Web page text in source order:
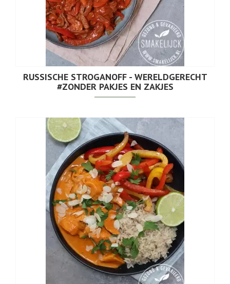
RUSSISCHE STROGANOFF - WERELDGERECHT
#ZONDER PAKJES EN ZAKJES